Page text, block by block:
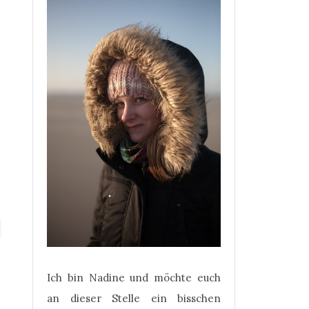
Ich bin Nadine und möchte euch
an dieser Stelle ein bisschen